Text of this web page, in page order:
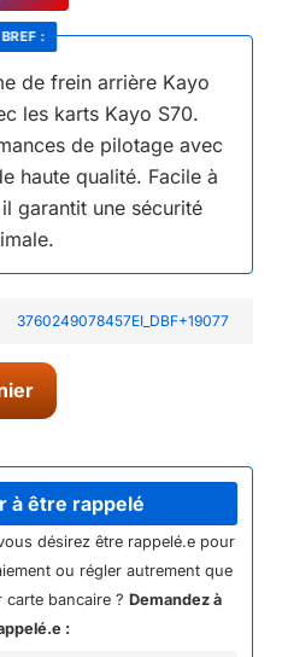
de frein arrière Kayo
les karts Kayo S70.
de pilotage avec
haute qualité. Facile à
garantit une sécurité
:
3760249078457EI_DBF+19077
à être rappelé
désirez être rappelé.e pour
ou régler autrement que
carte bancaire ? Demandez à
: